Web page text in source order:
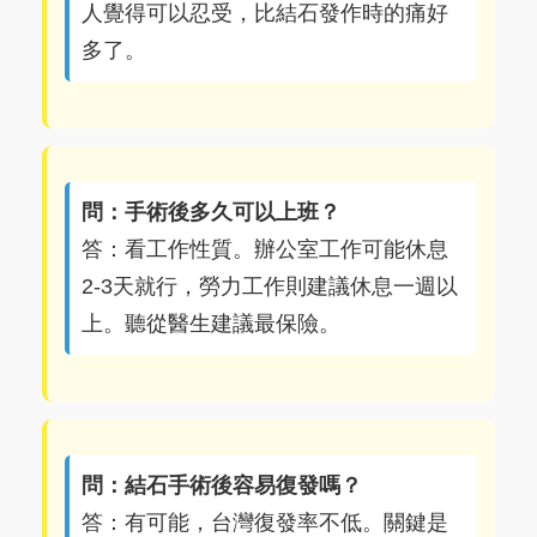
人覺得可以忍受，比結石發作時的痛好
多了。
問：手術後多久可以上班？
答：看工作性質。辦公室工作可能休息
2-3天就行，勞力工作則建議休息一週以
上。聽從醫生建議最保險。
問：結石手術後容易復發嗎？
答：有可能，台灣復發率不低。關鍵是